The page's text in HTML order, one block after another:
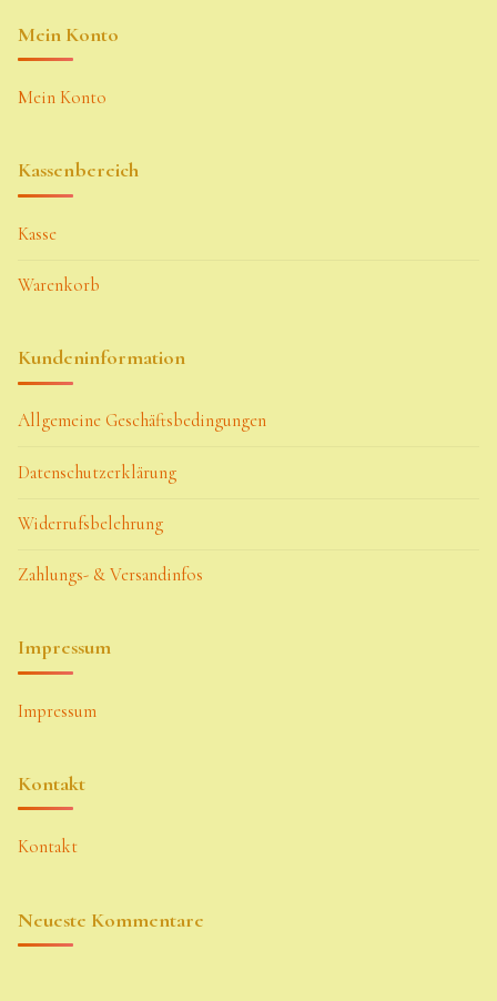
Mein Konto
Mein Konto
Kassenbereich
Kasse
Warenkorb
Kundeninformation
Allgemeine Geschäftsbedingungen
Datenschutzerklärung
Widerrufsbelehrung
Zahlungs- & Versandinfos
Impressum
Impressum
Kontakt
Kontakt
Neueste Kommentare